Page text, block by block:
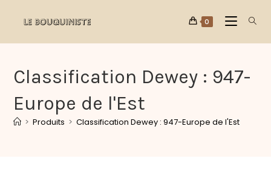
0
Classification Dewey : 947-
Europe de l'Est
> Produits > Classification Dewey : 947-Europe de l'Est